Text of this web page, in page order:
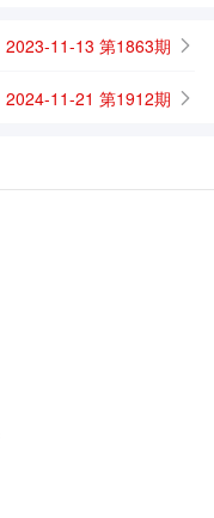
2023-11-13 第1863期
2024-11-21 第1912期